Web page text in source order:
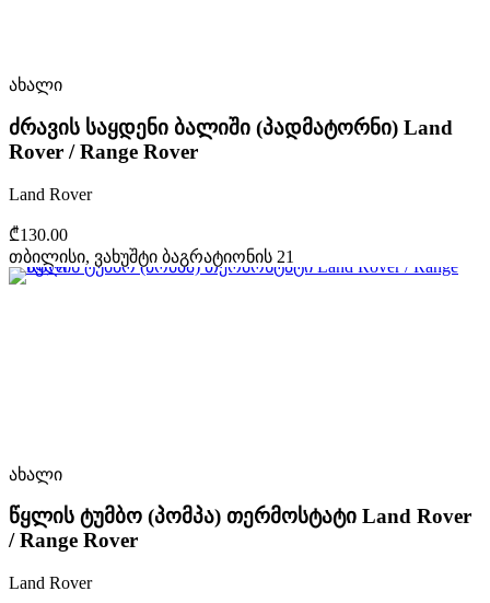
ახალი
ძრავის საყდენი ბალიში (პადმატორნი) Land
Rover / Range Rover
Land Rover
₾130.00
თბილისი, ვახუშტი ბაგრატიონის 21
ახალი
წყლის ტუმბო (პომპა) თერმოსტატი Land Rover
/ Range Rover
Land Rover